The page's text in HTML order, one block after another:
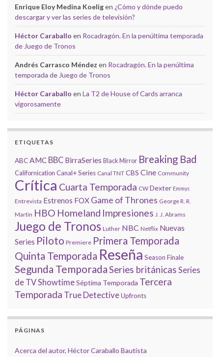
Enrique Eloy Medina Koeligen ¿Cómo y dónde puedo
descargar y ver las series de televisión?
Héctor Caraballo en Rocadragón. En la penúltima temporada
de Juego de Tronos
Andrés Carrasco Méndez en Rocadragón. En la penúltima
temporada de Juego de Tronos
Héctor Caraballo en La T2 de House of Cards arranca
vigorosamente
ETIQUETAS
ABCAMC BBC BirraSeries Black Mirror Breaking Bad
Californication Canal+ Series Canal TNT CBS Cine Community
Crítica Cuarta Temporada CW Dexter Emmys
Entrevista Estrenos FOX Game of Thrones George R. R.
Martin HBO Homeland Impresiones J. J. Abrams
Juego de Tronos Luther NBC Netflix Nuevas
Series Piloto Premiere Primera Temporada
Quinta Temporada Reseña Season Finale
Segunda TemporadaSeries británicas Series
de TVShowtimeSéptima Temporada Tercera
Temporada True DetectiveUpfronts
PÁGINAS
Acerca del autor, Héctor Caraballo Bautista